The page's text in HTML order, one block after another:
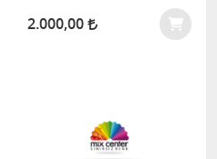
2.000,00